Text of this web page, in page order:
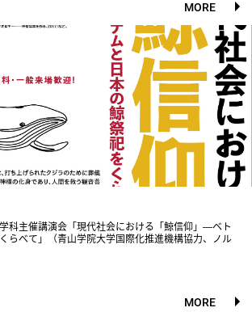
MORE
学科主催講演会「現代社会における「鯨信仰」―ベト
らべて」（青山学院大学国際化推進機構協力、ノル
MORE